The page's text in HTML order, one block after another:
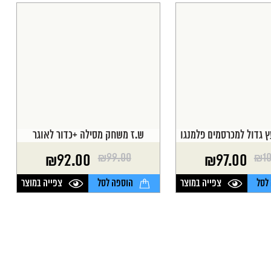
גדול למכרסמים פלמנגו
₪
₪97.00
צפייה במוצר
ש.ז משחק מסילה +כדור לאוגר
₪99.00
המחיר
המקורי
היה:
₪92.00
המחיר
הנוכחי
הוא:
הוספה לסל צפייה במוצר